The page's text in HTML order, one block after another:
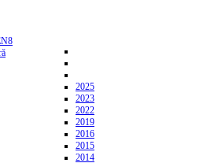
2025
2023
2022
2019
2016
2015
2014